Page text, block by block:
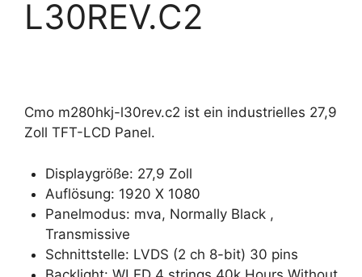
L30REV.C2
Cmo m280hkj-l30rev.c2 ist ein industrielles 27,9
Zoll TFT-LCD Panel.
Displaygröße: 27,9 Zoll
Auflösung: 1920 X 1080
Panelmodus: mva, Normally Black ,
Transmissive
Schnittstelle: LVDS (2 ch 8-bit) 30 pins